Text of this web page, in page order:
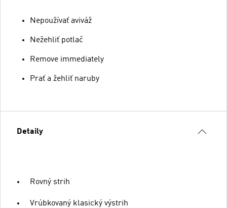
Nepoužívať aviváž
Nežehliť potlač
Remove immediately
Prať a žehliť naruby
Detaily
Rovný strih
Vrúbkovaný klasický výstrih